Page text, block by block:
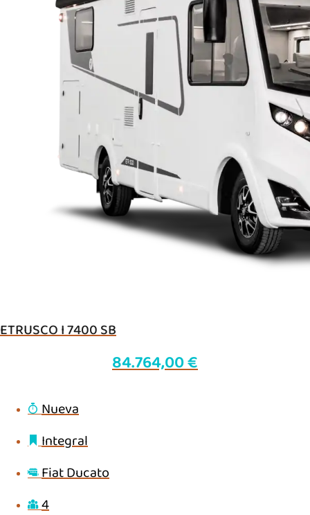
ETRUSCO I 7400 SB
84.764,00€
Nueva
Integral
Fiat Ducato
4